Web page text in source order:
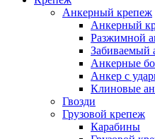
Анкерный крепеж
Анкерный
Разжимной
Забиваемый
Анкерные
Анкер с
Клиновые
Гвозди
Грузовой крепеж
Карабины